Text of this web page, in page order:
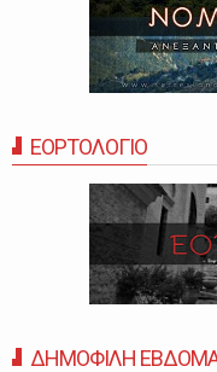
ΕΟΡΤΟΛΟΓΙΟ
ΔΗΜΟΦΙΛΗ